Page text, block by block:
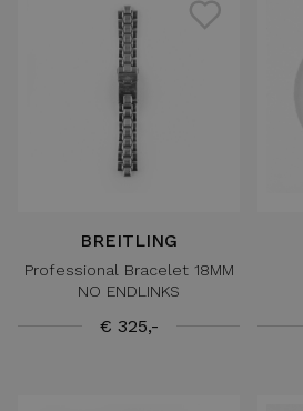
BREITLING
Professional Bracelet 18MM
NO ENDLINKS
€ 325,-